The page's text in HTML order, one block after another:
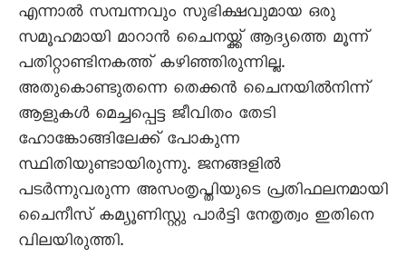
എന്നാൽ സമ്പന്നവും സുഭിക്ഷവുമായ ഒരു
സമൂഹമായി മാറാൻ ചെെനയ്ക്ക് ആദ്യത്തെ മൂന്ന്
പതിറ്റാണ്ടിനകത്ത് കഴിഞ്ഞിരുന്നില്ല.
അതുകൊണ്ടുതന്നെ തെക്കൻ ചെെനയിൽനിന്ന്
ആളുകൾ മെച്ചപ്പെട്ട ജീവിതം തേടി
ഹോങ്കോങ്ങിലേക്ക് പോകുന്ന
സ്ഥിതിയുണ്ടായിരുന്നു. ജനങ്ങളിൽ
പടർന്നുവരുന്ന അസംതൃപ്തിയുടെ പ്രതിഫലനമായി
ചെെനീസ് കമ്യൂണിസ്റ്റു പാർട്ടി നേതൃത്വം ഇതിനെ
വിലയിരുത്തി.